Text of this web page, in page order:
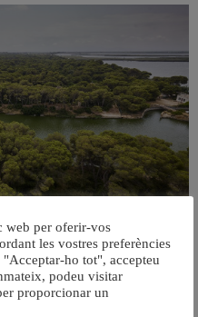
de la Devesa durant el mes de
2026
web per oferir-vos
les vostres preferències
ho tot", accepteu
podeu visitar
proporcionar un